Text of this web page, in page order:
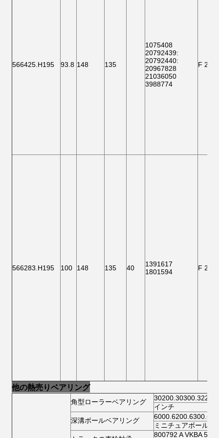
566425.H195 93.8 148 135
1075408
20792439:
20792440:
20967828
21036050
3988774
F
566283.H195 100 148 135 40
1391617
1801594
F
他の熱売りベアリング
角型ローラーベアリング
インチ
深溝ボールベアリング
ミニチュアボールベ
800792 A VKBA